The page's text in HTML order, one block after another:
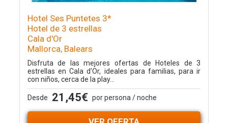
Hotel Ses Puntetes 3*
Hotel de 3 estrellas
Cala d'Or
Mallorca, Balears
Disfruta de las mejores ofertas de Hoteles de 3
estrellas en Cala d'Or, ideales para familias, para ir
con niños, cerca de la play...
Desde 21,45€ por persona / noche